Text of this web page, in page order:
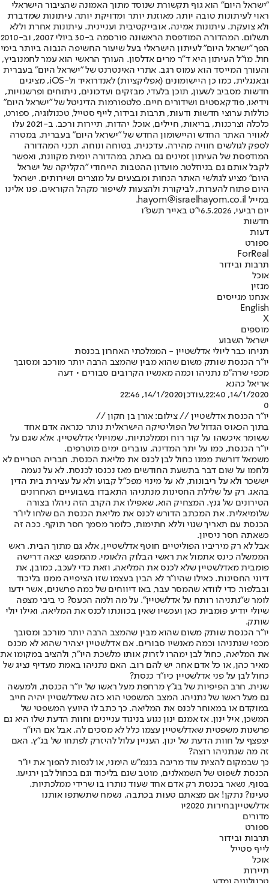
"ישראל היום" הוא גוף תקשורת שנוסד מתוך האמונה שהציבור הישראלי
ראוי לעיתונות טובה יותר, מאוזנת יותר ומדויקת יותר. עיתונות שמדברת
ולא צועקת. עיתונות אמינה, אובייקטיבית ועניינית. עיתונות אחרת וללא
תשלום. המהדורה המודפסת הראשונה פורסמה ב-30 ביולי 2007, וב-2010
הפך "ישראל היום" לעיתון הישראלי בעל שיעור החשיפה הגבוה ביותר בימי
חול. מו"ל העיתון היא ד"ר מרים אדלסון. העורך הראשי הוא עמר לחמנוביץ,
והעורך המייסד הוא עמוס רגב. אתרי האינטרנט של "ישראל היום" בעברית
ובאנגלית, כמו כן היישומונים (אפליקציות) לאנדרואיד ול-iOS, מציגים
חדשות מסביב לשעון, תוכן בלעדי, מבזקים ועדכונים, ניתוחים ופרשנויות,
וידיאו, פודקאסטים ושידורים חיים. פלטפורמות הדיגיטל של "ישראל היום"
כוללות ערוצי חדשות ודעות, תרבות ובידור, לייף סטייל, טכנולוגיה, ספורט,
כלכלה וצרכנות, בריאות, חיילים, אוכל, יהדות, תיירות ורכב. ב-2021 עלו
לאוויר האתר החדש והיישומון החדש של "ישראל היום" בעברית, במטרה
לספק לגולשים חוויה מהירה, עדכנית, בטוחה ונוחה. תכני המהדורה
המודפסת של העיתון זמינים גם באתר, במהדורה יומית מקוונת, ואפשר
לקבל אותם גם בניוזלטר. מועדון ההטבות הייחודי "הקליקה של ישראל
היום" מציע לגולשי האתר הנחות ומבצעים על מוצרים ושירותים. ישראל
היום פתוח להערות, לביקורת ולהצעות לשיפור מקהל הקוראים. פנו אלינו
במייל hayom@israelhayom.co.il.
יום רביעי, 6.5.2026
י"ט באייר תשפ"ו
חדשות
דעות
ספורט
ForReal
תרבות ובידור
אוכל
מגזין
אנחנו מגייסים
English
X
מוספים
ישראל השבוע
תניחו כבר ליולי אדלשטיין - הממלכתי האחרון בכנסת
יו"ר הכנסת שותק משום שהוא מבין שהמצב הרבה יותר מורכב ומסובך
מכפי שרה"מ נתניהו וכמה מאנשיו הקרובים סבורים • דעה
אריאל כהנא
14/1/2020, 22:40
,עודכן14/1/2020, 22:46
0
יו"ר הכנסת אדלשטיין // צילום: אורן בן חקון //
בתוך הכאוס הגדול של הפוליטיקה הישראלית נותר כנראה אדם אחד
ששומר איכשהו על קור רוח וממלכתיות. שמויולי אדלשטיין. אלא שגם על
יו"ר הכנסת, כמו על יתר המדינה, עוברים ימים מוטרפים.
משמאל דורשת ממנו כחול לבן לכנס את מליאת הכנסת. חבריה הטריים לא
נלחמו על שום דבר בתשעת החודשים מאז נכנסו לכנסת. לא על נעמה
יששכר ולא על ריבונות, לא על מינוי מפכ"ל קבוע ולא על עצירת בית הדין
בהאג. רק על שלילת החסינות מנתניהו התאבדו בשבועיים האחרונים
הטירונים של גנץ. המצחיק הוא, שאפילו את הקרב הזה ניהלו בצורה
שלומיאלית. את המכתב הדורש לכנס את מליאת הכנסת הם שלחו ליו"ר
הכנסת עם תאריך שגוי וללא חתימות, כלומר מסמך חסר תוקף. ככה זה
כשאתה חסר ניסיון.
אבל לא רק מיריביו הפוליטיים חוטף אדלשטיין, אלא גם מתוך הבית. ראש
הממשלה כינס אתמול את ראשי הבלוק הלאומי. מהמפגש יצאה דרישה
פומבית מאדלשטיין שלא לכנס את המליאה, וזאת כדי לעכב, כמובן, את
דיוני החסינות. כאילו שהיו"ר לא הבין בעצמו שזו הציפייה ממנו בליכוד
ובבלפור. כדי לוודא שהמסר עבר, באו דיווחים של כמה פרשנים, אשר ידעו
לומר ש"נתניהו רותח על אדלשטיין". על מה ולמה הכעס? כי ביבי מצפה
שיולי יודיע פומבית כאן ועכשיו שאין בכוונתו לכנס את המליאה, ואילו יולי
שותק.
יו"ר הכנסת שותק משום שהוא מבין שהמצב הרבה יותר מורכב ומסובך
מכפי שנתניהו וכמה מאנשיו סבורים. אם אדלשטיין יצהיר שהוא לא מכנס
את המליאה, כחול לבן ימהרו לזרוק אותו מלשכת היו"ר, ולהציב במקומו את
מאיר כהן, או כל אדם אחר. יש להם רוב. האם נתניהו באמת מעדיף נציג של
כחול לבן על פני אדלשטיין כיו"ר כנסת?
שנית, חרב הפיפיות של בג"ץ מרחפת מעל ראשו של יו"ר הכנסת, ולמעשה
גם מעל ראשו של נתניהו. המצב המשפטי הוא כזה שאדלשטיין יהיה חייב
במוקדם או במאוחר לכנס את המליאה. כך כתב לו היועץ המשפטי של
המשכן, איל ינון. אז אמנם ינון נגוע בניגוד עניינים וחוות הדעת שלו היא גם
פרשנות משפטית שאדלשטיין עצמו כלל לא מסכים לה. אבל אם היו"ר
יצפצף על חוות הדעת של ינון, העניין עלול להיזרק לפתחו של בג"ץ. האם
זה מה שנתניהו רוצה?
כך שבמקום להצית עוד מריבה בנגמ"ש הימני, או לנסות להפוך את יו"ר
הכנסת לשפוט של השמאלנים, מוטב שגם בליכוד וגם בכחול לבן ירגיעו.
בסוף, נשאר בכנסת רק אדם אחד שעוד נותרו בו שרידי ממלכתיות.
טעינו? נתקן! אם מצאתם טעות בכתבה, נשמח שתשתפו אותנו
אדלשטייןבחירות 2020
יו
מדורים
ספורט
תרבות ובידור
לייף סטייל
אוכל
תיירות